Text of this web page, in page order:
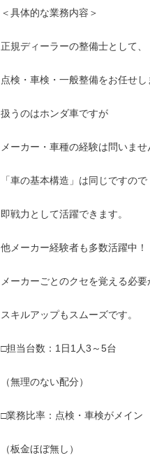
＜具体的な業務内容＞
正規ディーラーの整備士として、
点検・車検・一般整備をお任せし
扱うのはホンダ車ですが
メーカー・車種の経験は問いませ
「車の基本構造」は同じですので
即戦力として活躍できます。
他メーカー経験者も多数活躍中！
メーカーごとのクセを覚える必要
スキルアップもスムーズです。
□担当台数：1日1人3～5台
（無理のない配分）
□業務比率：点検・車検がメイン
（板金ほぼ無し）